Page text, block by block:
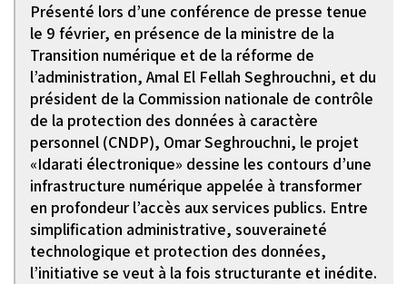
Présenté lors d’une conférence de presse tenue
le 9 février, en présence de la ministre de la
Transition numérique et de la réforme de
l’administration, Amal El Fellah Seghrouchni, et du
président de la Commission nationale de contrôle
de la protection des données à caractère
personnel (CNDP), Omar Seghrouchni, le projet
«Idarati électronique» dessine les contours d’une
infrastructure numérique appelée à transformer
en profondeur l’accès aux services publics. Entre
simplification administrative, souveraineté
technologique et protection des données,
l’initiative se veut à la fois structurante et inédite.